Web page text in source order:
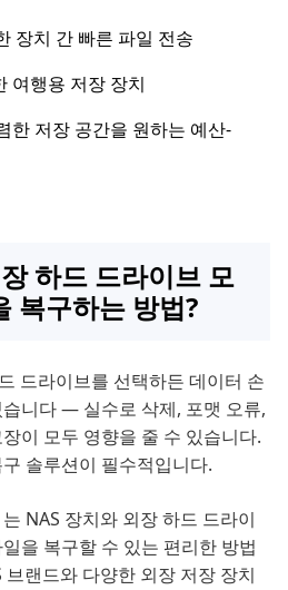
장치 간 빠른 파일 전송
여행용 저장 장치
한 저장 공간을 원하는 예산-
하드 드라이브 모
복구하는 방법?
드라이브를 선택하든 데이터 손
니다 — 실수로 삭제, 포맷 오류,
이 모두 영향을 줄 수 있습니다.
솔루션이 필수적입니다.
는 NAS 장치와 외장 하드 드라이
을 복구할 수 있는 편리한 방법
랜드와 다양한 외장 저장 장치